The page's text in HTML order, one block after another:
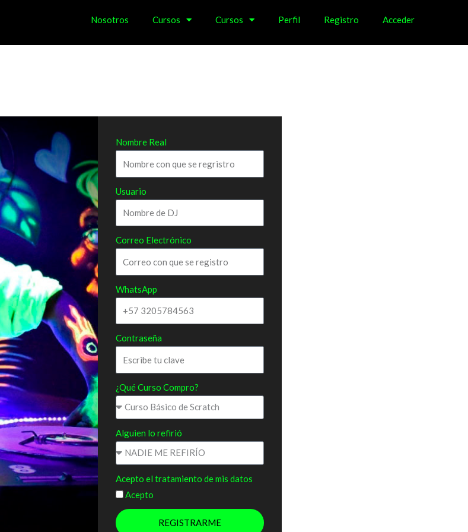
Nosotros Cursos Cursos Perfil Registro Acceder
Nombre Real
Usuario
Correo Electrónico
WhatsApp
Contraseña
¿Qué Curso Compro?
Alguien lo refirió
Acepto el tratamiento de mis datos
Acepto
REGISTRARME